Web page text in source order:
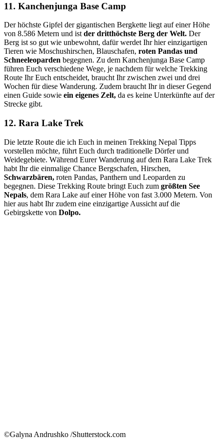
11. Kanchenjunga Base Camp
Der höchste Gipfel der gigantischen Bergkette liegt auf einer Höhe
von 8.586 Metern und ist der dritthöchste Berg der Welt. Der
Berg ist so gut wie unbewohnt, dafür werdet Ihr hier einzigartigen
Tieren wie Moschushirschen, Blauschafen, roten Pandas und
Schneeleoparden begegnen. Zu dem Kanchenjunga Base Camp
führen Euch verschiedene Wege, je nachdem für welche Trekking
Route Ihr Euch entscheidet, braucht Ihr zwischen zwei und drei
Wochen für diese Wanderung. Zudem braucht Ihr in dieser Gegend
einen Guide sowie ein eigenes Zelt, da es keine Unterkünfte auf der
Strecke gibt.
12. Rara Lake Trek
Die letzte Route die ich Euch in meinen Trekking Nepal Tipps
vorstellen möchte, führt Euch durch traditionelle Dörfer und
Weidegebiete. Während Eurer Wanderung auf dem Rara Lake Trek
habt Ihr die einmalige Chance Bergschafen, Hirschen,
Schwarzbären, roten Pandas, Panthern und Leoparden zu
begegnen. Diese Trekking Route bringt Euch zum größten See
Nepals, dem Rara Lake auf einer Höhe von fast 3.000 Metern. Von
hier aus habt Ihr zudem eine einzigartige Aussicht auf die
Gebirgskette von Dolpo.
©Galyna Andrushko /Shutterstock.com